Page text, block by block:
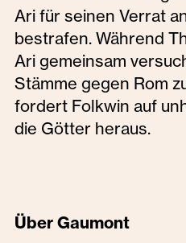
Ari für seinen Verrat
bestrafen. Während
Ari gemeinsam
Stämme gegen Rom
fordert Folkwin auf
die Götter heraus.
Über Gaumont